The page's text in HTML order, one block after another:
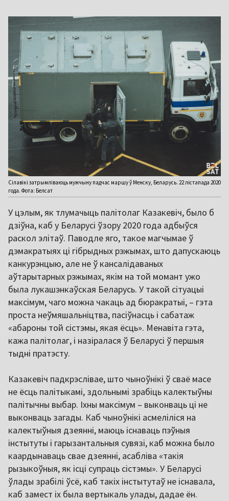
Сілавікі затрымліваюць мужчыну падчас маршу ў Менску, Беларусь. 22 лістапада 2020
года. Фота: Белсат
У цэлым, як тлумачыць палітолаг Казакевіч, было б
дзіўна, каб у Беларусі ўзору 2020 года адбыўся
раскол элітаў. Паводле яго, такое магчымае ў
дэмакратыях ці гібрыдных рэжымах, што дапускаюць
канкурэнцыю, але не ў кансалідаваных
аўтарытарных рэжымах, якім на той момант ужо
была лукашэнкаўская Беларусь. У такой сітуацыі
максімум, чаго можна чакаць ад бюракратыі, – гэта
проста неўмяшальніцтва, пасіўнасць і сабатаж
«абароны той сістэмы, якая ёсць». Менавіта гэта,
кажа палітолаг, і назіралася ў Беларусі ў першыя
тыдні пратэсту.
Казакевіч падкрэслівае, што чыноўнікі ў сваё масе
не ёсць палітыкамі, здольнымі зрабіць калектыўны
палітычны выбар. Іхны максімум – выконваць ці не
выконваць загады. Каб чыноўнікі асмеліліся на
калектыўныя дзеянні, маюць існаваць пэўныя
інстытуты і гарызантальныя сувязі, каб можна было
каардынаваць свае дзеянні, асабліва «такія
рызыкоўныя, як ісці супраць сістэмы». У Беларусі
ўлады зрабілі ўсё, каб такіх інстытутаў не існавала,
каб замест іх была вертыкаль улады, дадае ён.